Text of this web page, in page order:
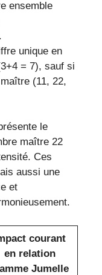
ensemble
unique en
= 7), sauf si
(11, 22,
le
maître 22
Ces
aussi une
et
courant
en relation
Jumelle